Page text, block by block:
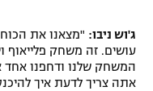
ג'וש ניבו: "מצאנו את
עושים. זה משחק פלייאוף
המשחק שלנו ודחפנו
אתה צריך לדעת איך